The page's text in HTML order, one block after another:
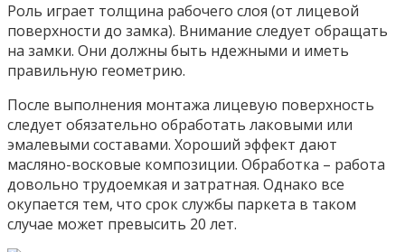
Роль играет толщина рабочего слоя (от лицевой
поверхности до замка). Внимание следует обращать
на замки. Они должны быть ндежными и иметь
правильную геометрию.
После выполнения монтажа лицевую поверхность
следует обязательно обработать лаковыми или
эмалевыми составами. Хороший эффект дают
масляно-восковые композиции. Обработка – работа
довольно трудоемкая и затратная. Однако все
окупается тем, что срок службы паркета в таком
случае может превысить 20 лет.